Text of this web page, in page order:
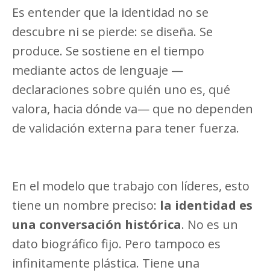
Es entender que la identidad no se
descubre ni se pierde: se diseña. Se
produce. Se sostiene en el tiempo
mediante actos de lenguaje —
declaraciones sobre quién uno es, qué
valora, hacia dónde va— que no dependen
de validación externa para tener fuerza.
En el modelo que trabajo con líderes, esto
tiene un nombre preciso: la identidad es
una conversación histórica. No es un
dato biográfico fijo. Pero tampoco es
infinitamente plástica. Tiene una